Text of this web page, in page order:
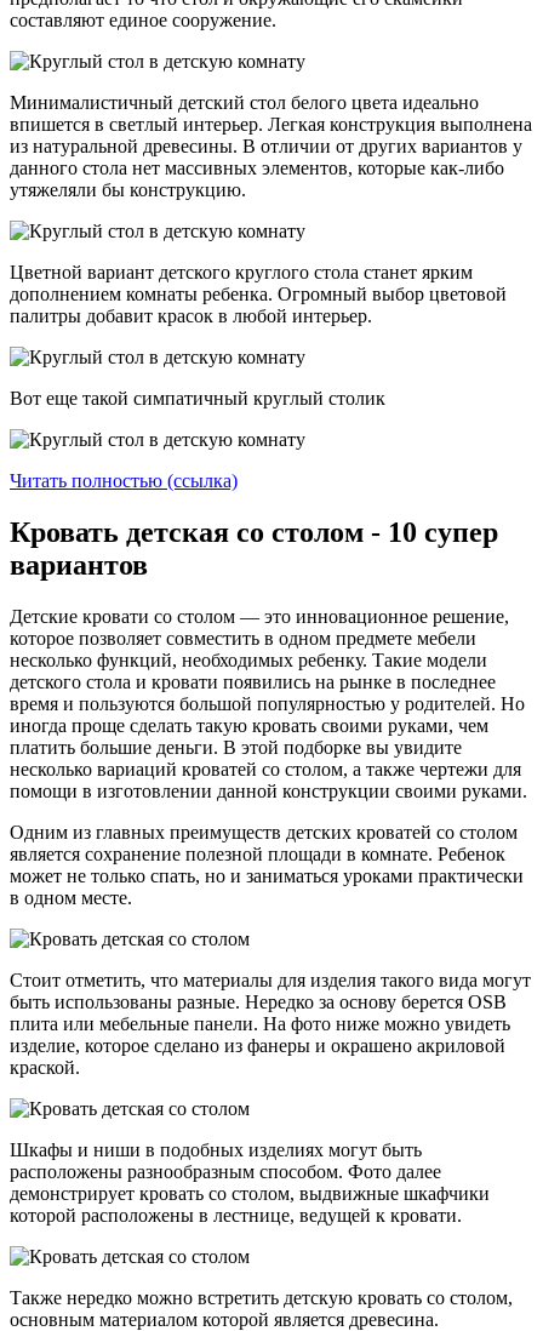
составляют единое сооружение.
Минималистичный детский стол белого цвета идеально
впишется в светлый интерьер. Легкая конструкция выполнена
из натуральной древесины. В отличии от других вариантов у
данного стола нет массивных элементов, которые как-либо
утяжеляли бы конструкцию.
Цветной вариант детского круглого стола станет ярким
дополнением комнаты ребенка. Огромный выбор цветовой
палитры добавит красок в любой интерьер.
Вот еще такой симпатичный круглый столик
Читать полностью (ссылка)
Кровать детская со столом - 10 супер
вариантов
Детские кровати со столом — это инновационное решение,
которое позволяет совместить в одном предмете мебели
несколько функций, необходимых ребенку. Такие модели
детского стола и кровати появились на рынке в последнее
время и пользуются большой популярностью у родителей. Но
иногда проще сделать такую кровать своими руками, чем
платить большие деньги. В этой подборке вы увидите
несколько вариаций кроватей со столом, а также чертежи для
помощи в изготовлении данной конструкции своими руками.
Одним из главных преимуществ детских кроватей со столом
является сохранение полезной площади в комнате. Ребенок
может не только спать, но и заниматься уроками практически
в одном месте.
Стоит отметить, что материалы для изделия такого вида могут
быть использованы разные. Нередко за основу берется OSB
плита или мебельные панели. На фото ниже можно увидеть
изделие, которое сделано из фанеры и окрашено акриловой
краской.
Шкафы и ниши в подобных изделиях могут быть
расположены разнообразным способом. Фото далее
демонстрирует кровать со столом, выдвижные шкафчики
которой расположены в лестнице, ведущей к кровати.
Также нередко можно встретить детскую кровать со столом,
основным материалом которой является древесина.